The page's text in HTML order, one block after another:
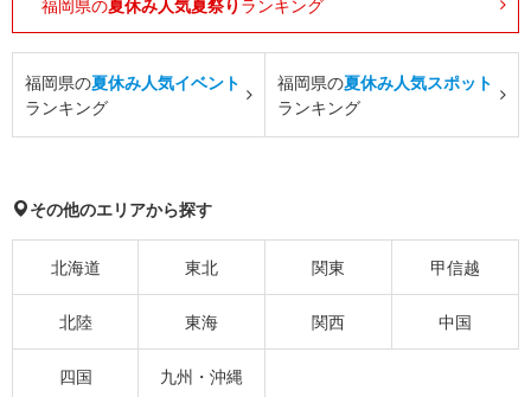
福岡県の夏休み人気夏祭り ランキング
福岡県の夏休み人気イベント
ランキング
福岡県の夏休み人気スポット
ランキング
その他のエリアから探す
北海道 東北 関東 甲信越
北陸 東海 関西 中国
四国 九州・沖縄